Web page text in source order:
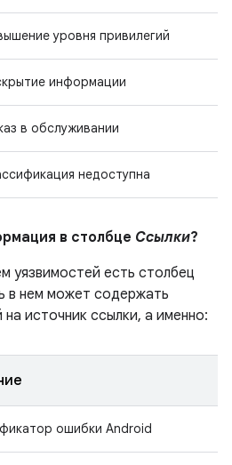
уровня привилегий
информации
в обслуживании
недоступна
в столбце Ссылки?
уязвимостей есть столбец
в нем может содержать
источник ссылки, а именно:
ошибки Android